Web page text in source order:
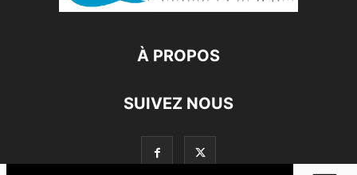
À PROPOS
SUIVEZ NOUS